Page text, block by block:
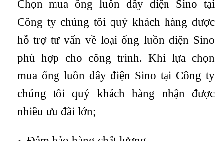
Chọn mua ống luồn dây điện Sino tại
Công ty chúng tôi quý khách hàng được
hỗ trợ tư vấn về loại ống luồn điện Sino
phù hợp cho công trình. Khi lựa chọn
mua ống luồn dây điện Sino tại Công ty
chúng tôi quý khách hàng nhận được
nhiều ưu đãi lớn;